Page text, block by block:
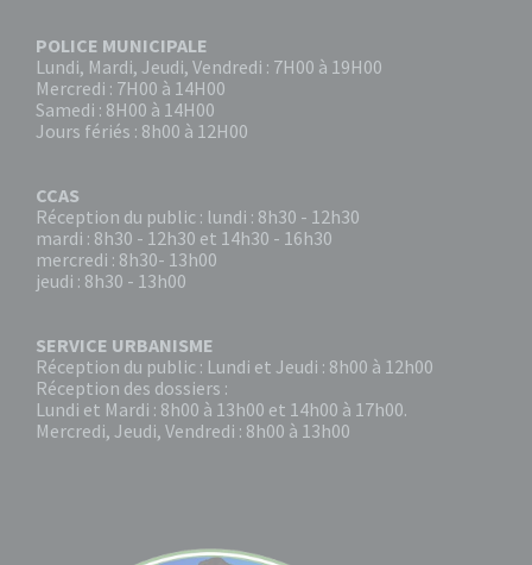
POLICE MUNICIPALE
Lundi, Mardi, Jeudi, Vendredi : 7H00 à 19H00
Mercredi : 7H00 à 14H00
Samedi : 8H00 à 14H00
Jours fériés : 8h00 à 12H00
CCAS
Réception du public : lundi : 8h30 - 12h30
mardi : 8h30 - 12h30 et 14h30 - 16h30
mercredi : 8h30- 13h00
jeudi : 8h30 - 13h00
SERVICE URBANISME
Réception du public : Lundi et Jeudi : 8h00 à 12h00
Réception des dossiers :
Lundi et Mardi : 8h00 à 13h00 et 14h00 à 17h00.
Mercredi, Jeudi, Vendredi : 8h00 à 13h00